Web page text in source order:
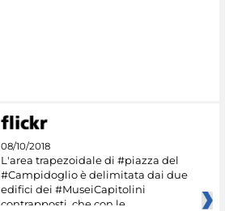
08/10/2018
L'area trapezoidale di #piazza del
#Campidoglio è delimitata dai due
edifici dei #MuseiCapitolini
contrapposti, che con le